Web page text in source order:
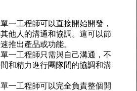
一工程師可以直接開始開發，
他人的溝通和協調。這可以節
推出產品或功能。
一工程師只需與自己溝通，不
和精力進行團隊間的協調和溝
一工程師可以完全負責整個開